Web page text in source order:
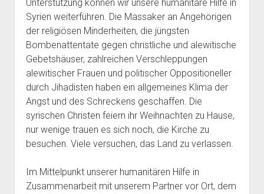
Unterstützung können wir unsere humanitäre Hilfe in
Syrien weiterführen. Die Massaker an Angehörigen
der religiösen Minderheiten, die jüngsten
Bombenattentate gegen christliche und alewitische
Gebetshäuser, zahlreichen Verschleppungen
alewitischer Frauen und politischer Oppositioneller
durch Jihadisten haben ein allgemeines Klima der
Angst und des Schreckens geschaffen. Die
syrischen Christen feiern ihr Weihnachten zu Hause,
nur wenige trauen es sich noch, die Kirche zu
besuchen. Viele versuchen, das Land zu verlassen.
Im Mittelpunkt unserer humanitären Hilfe in
Zusammenarbeit mit unserem Partner vor Ort, dem